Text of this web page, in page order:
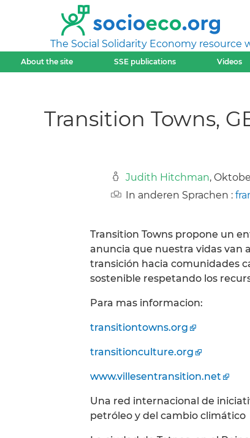
The Social Solidarity Economy resource
About the site SSE publications Videos
Transition Towns,
Judith Hitchman,
In anderen Sprachen :
Transition Towns propone un
anuncia que nuestra vidas van
transición hacia comunidades
sostenible respetando los
Para mas informacion:
transitiontowns.org
transitionculture.org
www.villesentransition.net
Una red internacional de
petróleo y del cambio climático